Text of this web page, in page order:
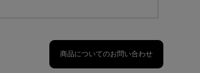
商品についてのお問い合わせ